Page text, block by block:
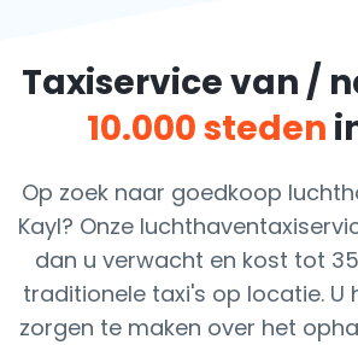
Taxiservice van /
10.000 steden
Op zoek naar goedkoop
Kayl? Onze
dan u verwacht en kost tot
traditionele taxi's op locatie. U
zorgen te maken over het